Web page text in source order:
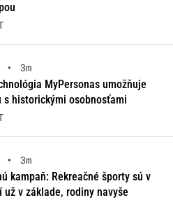
•
3m
MyPersonas umožňuje
historickými osobnosťami
•
3m
kampaň: Rekreačné športy sú v
v základe, rodiny navyše